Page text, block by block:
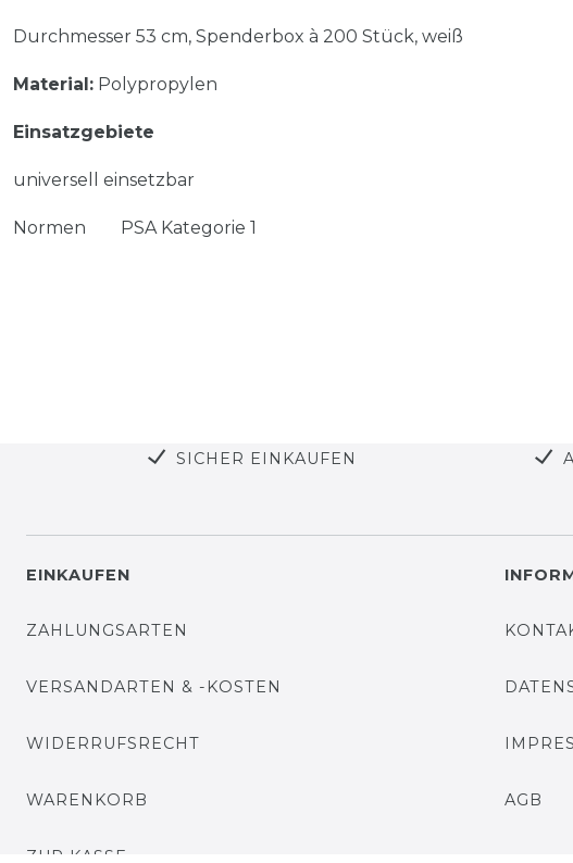
Durchmesser 53 cm, Spenderbox à 200 Stück, weiß
Material: Polypropylen
Einsatzgebiete
universell einsetzbar
Normen PSA Kategorie 1
SICHER EINKAUFEN
EINKAUFEN
ZAHLUNGSARTEN
VERSANDARTEN & -KOSTEN
WIDERRUFSRECHT
WARENKORB
ZUR KASSE
AGB